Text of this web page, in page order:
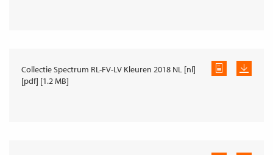
Collectie Spectrum RL-FV-LV Kleuren 2018 NL [nl]
[pdf] [1.2 MB]